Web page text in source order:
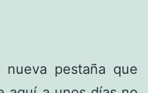
nueva pestaña que